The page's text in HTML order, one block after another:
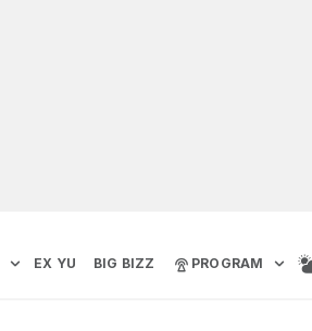
EX YU BIG BIZZ PROGRAM